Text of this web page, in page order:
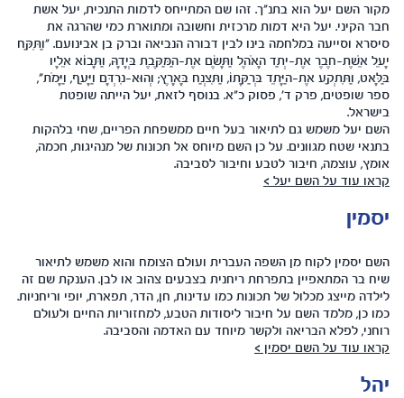
מקור השם יעל הוא בתנ"ך. זהו שם המתייחס לדמות התנכית, יעל אשת
חבר הקיני. יעל היא דמות מרכזית וחשובה ומתוארת כמי שהרגה את
סיסרא וסייעה במלחמה בינו לבין דבורה הנביאה וברק בן אבינועם. "וַתִּקַּח
יָעֵל אֵשֶׁת-חֶבֶר אֶת-יְתַד הָאֹהֶל וַתָּשֶׂם אֶת-הַמַּקֶּבֶת בְּיָדָהּ, וַתָּבוֹא אֵלָיו
בַּלָּאט, וַתִּתְקַע אֶת-הַיָּתֵד בְּרַקָּתוֹ, וַתִּצְנַח בָּאָרֶץ; וְהוּא-נִרְדָּם וַיָּעַף, וַיָּמֹת",
ספר שופטים, פרק ד', פסוק כ"א. בנוסף לזאת, יעל הייתה שופטת
בישראל.
השם יעל משמש גם לתיאור בעל חיים ממשפחת הפריים, שחי בלהקות
בתנאי שטח מגוונים. על כן השם מיוחס אל תכונות של מנהיגות, חכמה,
אומץ, עוצמה, חיבור לטבע וחיבור לסביבה.
קראו עוד על השם יעל >
יסמין
השם יסמין לקוח מן השפה העברית ועולם הצומח והוא משמש לתיאור
שיח בר המתאפיין בתפרחת ריחנית בצבעים צהוב או לבן. הענקת שם זה
לילדה מייצג מכלול של תכונות כמו עדינות, חן, הדר, תפארת, יופי וריחניות.
כמו כן, מלמד השם על חיבור ליסודות הטבע, למחזוריות החיים ולעולם
רוחני, לפלא הבריאה ולקשר מיוחד עם האדמה והסביבה.
קראו עוד על השם יסמין >
יהל